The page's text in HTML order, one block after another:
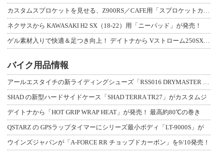
カスタムスプロケットを見せる、Z900RS／CAFE用「スプロケットカバーフルキ
ネクサスから KAWASAKI H2 SX（18-22）用「ニーパッド」が発売！
ゲル素材入りで快適＆足つき向上！ デイトナから Vストローム250SX用「快適ロ
バイク用品情報
アールエスタイチの新ライディングシューズ「RSS016 DRYMASTER スト
SHAD の新型ハードサイドケース「SHAD TERRA TR27」がカスタムジ
デイトナから「HOT GRIP WRAP HEAT」が発売！ 最高約80℃の巻き
QSTARZ の GPSラップタイマーにシリーズ最小ボディ「LT-9000S」が
ウインズジャパンが「A-FORCE RR チョップドカーボン」を9/10発売！